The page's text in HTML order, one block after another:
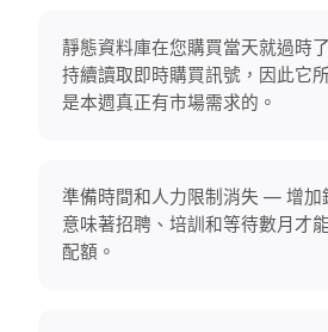
靜態資料庫在您購買當天就過時
持續讀取即時購買訊號，因此它
是本週真正有市場需求的。
準備時間和人力限制消失 — 增加
意味著招聘、培訓和等待數月才
配額。